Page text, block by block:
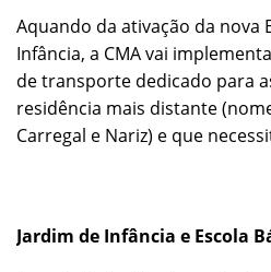
Aquando da ativação da nova
Infância, a CMA vai
de transporte dedicado para
residência mais distante
Carregal e Nariz) e que
Jardim de Infância e Escola